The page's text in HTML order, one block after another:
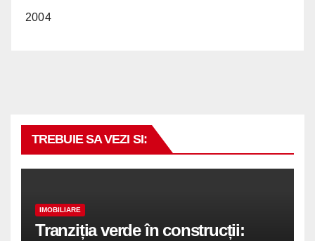
2004
TREBUIE SA VEZI SI:
IMOBILIARE
Tranziția verde în construcții: